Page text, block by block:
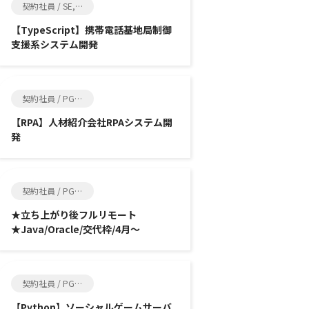
契約社員 / SE, インフラ系エンジニア
【TypeScript】携帯電話基地局制御
支援系システム開発
契約社員 / PG, SE
【RPA】人材紹介会社RPAシステム開
発
契約社員 / PG, SE
★立ち上がり後フルリモート
★Java/Oracle/交代枠/4月～
契約社員 / PG, SE